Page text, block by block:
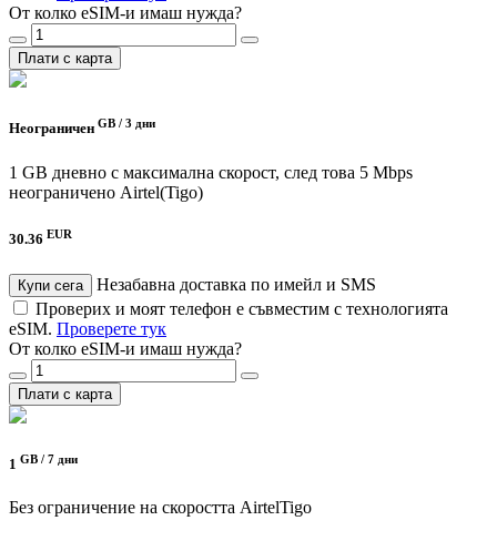
От колко eSIM-и имаш нужда?
Плати с карта
Неограничен GB / 3 дни
1 GB дневно с максимална скорост, след това 5 Mbps
неограничено Airtel(Tigo)
30.36 EUR
Купи сега
Незабавна доставка по имейл и SMS
Проверих и моят телефон е съвместим с технологията
eSIM. Проверете тук
От колко eSIM-и имаш нужда?
Плати с карта
1 GB / 7 дни
Без ограничение на скоростта AirtelTigo